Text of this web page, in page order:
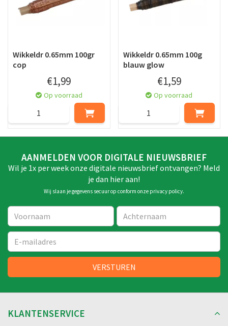
Wikkeldr 0.65mm 100gr
cop
€1,99
Op voorraad
Wikkeldr 0.65mm 100g
blauw glow
€1,59
Op voorraad
AANMELDEN VOOR DIGITALE NIEUWSBRIEF
Wil je 1x per week onze digitale nieuwsbrief ontvangen? Meld
je dan hier aan!
Wij slaan je gegevens secuur op conform onze privacy policy.
KLANTENSERVICE